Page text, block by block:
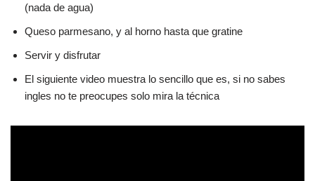
(nada de agua)
Queso parmesano, y al horno hasta que gratine
Servir y disfrutar
El siguiente video muestra lo sencillo que es, si no sabes
ingles no te preocupes solo mira la técnica